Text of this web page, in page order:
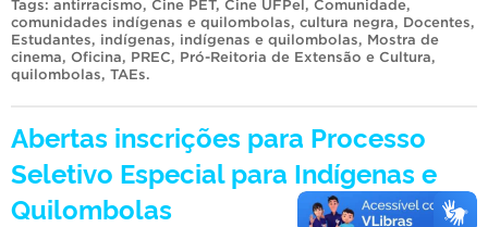
Tags: antirracismo, Cine PET, Cine UFPel , Comunidade,
comunidades indígenas e quilombolas, cultura negra, Docentes,
Estudantes, indígenas, indígenas e quilombolas, Mostra de
cinema, Oficina, PREC, Pró-Reitoria de Extensão e Cultura,
quilombolas, TAEs.
Abertas inscrições para Processo
Seletivo Especial para Indígenas e
Quilombolas